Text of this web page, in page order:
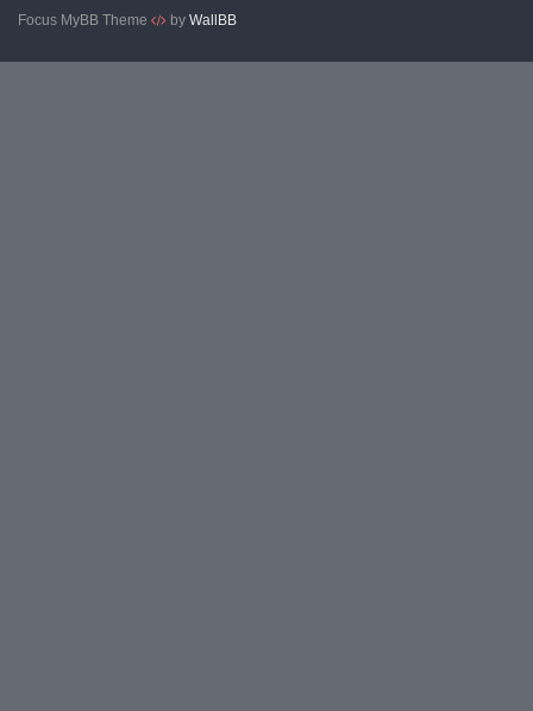
Focus MyBB Theme
by WallBB